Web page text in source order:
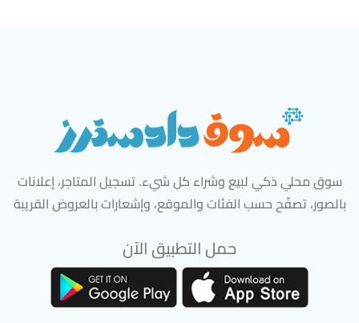
سوق محلي ذكي لبيع وشراء كل شيء. تسجيل المتاجر، إعلانات
بالصور، تصفّح حسب الفئات والموقع، وإشعارات بالعروض القريبة
حمل التطبيق الآن